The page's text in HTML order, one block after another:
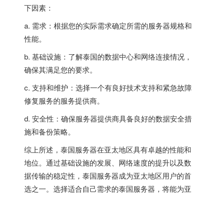
下因素：
a. 需求：根据您的实际需求确定所需的服务器规格和
性能。
b. 基础设施：了解泰国的数据中心和网络连接情况，
确保其满足您的要求。
c. 支持和维护：选择一个有良好技术支持和紧急故障
修复服务的服务提供商。
d. 安全性：确保服务器提供商具备良好的数据安全措
施和备份策略。
综上所述，泰国服务器在亚太地区具有卓越的性能和
地位。通过基础设施的发展、网络速度的提升以及数
据传输的稳定性，泰国服务器成为亚太地区用户的首
选之一。选择适合自己需求的泰国服务器，将能为亚